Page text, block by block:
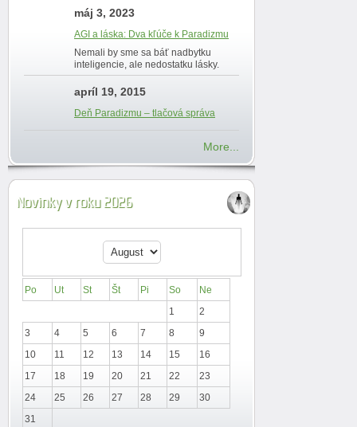
máj 3, 2023
AGI a láska: Dva kľúče k Paradizmu
Nemali by sme sa báť nadbytku
inteligencie, ale nedostatku lásky.
apríl 19, 2015
Deň Paradizmu – tlačová správa
More...
Novinky v roku 2026
Po Ut St Št Pi So
Ne
1
2
3
4 5 6 7 8
9
10
11 12 13 14 15
16
17
18 19 20 21 22
23
24
25 26 27 28 29
30
31